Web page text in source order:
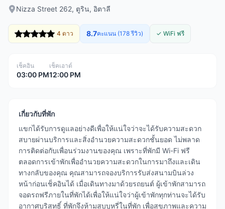
Nizza Street 262, ตูริน, อิตาลี
4 ดาว 8.7คะแนน (178 รีวิว) ✓ WiFi ฟรี
เช็คอิน
03:00 PM
เช็คเอาต์
12:00 PM
เกี่ยวกับที่พัก
แขกได้รับการดูแลอย่างดีเพื่อให้แน่ใจว่าจะได้รับความสะดวก
สบายผ่านบริการและสิ่งอำนวยความสะดวกชั้นยอด ไม่พลาด
การติดต่อกับเพื่อนร่วมงานของคุณ เพราะที่พักมี Wi-Fi ฟรี
ตลอดการเข้าพักเพื่ออำนวยความสะดวกในการมาถึงและเดิน
ทางกลับของคุณ คุณสามารถจองบริการรับส่งสนามบินล่วง
หน้าก่อนเช็คอินได้ เมื่อเดินทางมาด้วยรถยนต์ ผู้เข้าพักสามารถ
จอดรถฟรีภายในที่พักได้เพื่อให้แน่ใจว่าผู้เข้าพักทุกท่านจะได้รับ
อากาศบริสุทธิ์ ที่พักจึงห้ามสูบบุหรี่ในที่พัก เพื่อสุขภาพและความ